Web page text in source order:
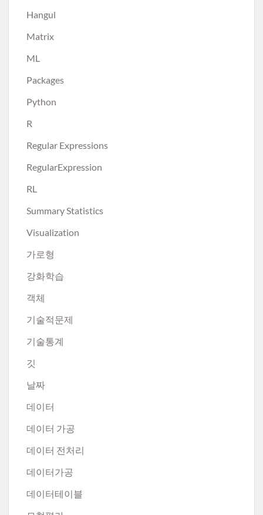
Hangul
Matrix
ML
Packages
Python
R
Regular Expressions
RegularExpression
RL
Summary Statistics
Visualization
가로형
강화학습
객체
기술적문제
기술통계
깃
날짜
데이터
데이터 가공
데이터 전처리
데이터가공
데이터테이블